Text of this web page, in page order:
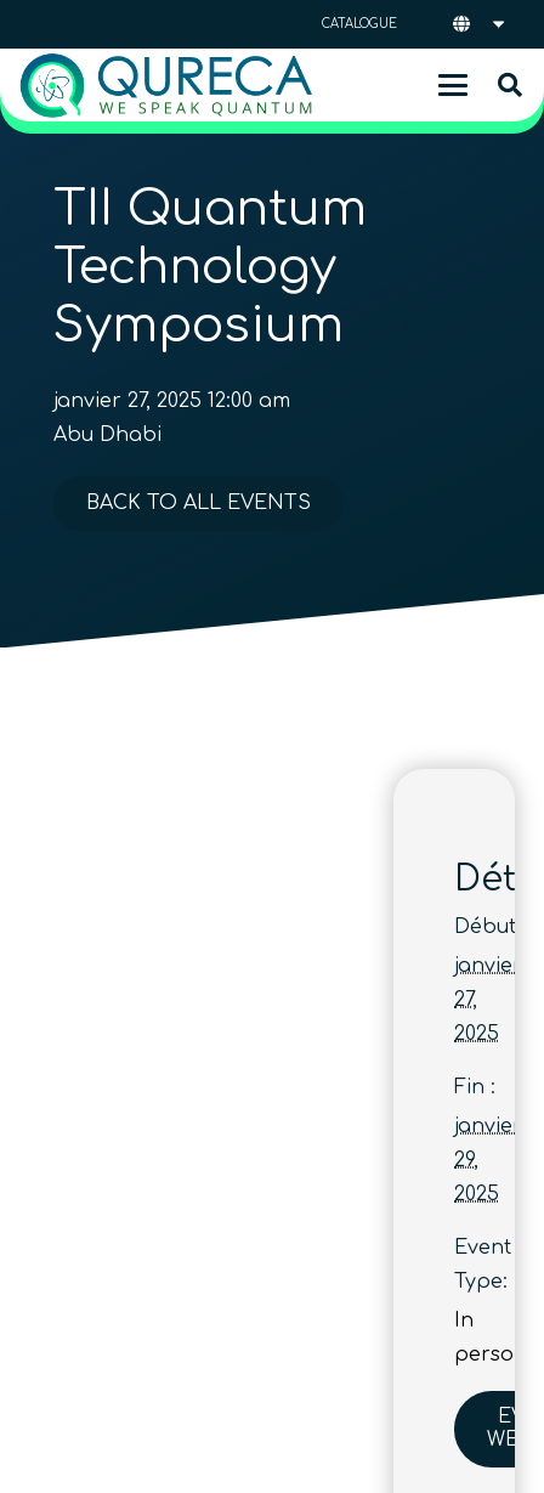
CATALOGUE
TII Quantum
Technology
Symposium
janvier 27, 2025 12:00 am
Abu Dhabi
BACK TO ALL EVENTS
Début :
janvier
27,
2025
Fin :
janvier
29,
2025
Event
Type:
In
person